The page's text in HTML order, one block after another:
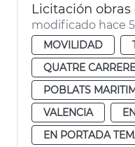
modificado hace
MOVILIDAD
QUATRE
POBLATS
VALENCIA
EN PORTADA